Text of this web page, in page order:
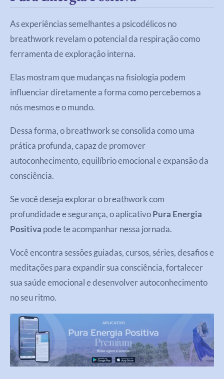
As experiências semelhantes a psicodélicos no
breathwork revelam o potencial da respiração como
ferramenta de exploração interna.
Elas mostram que mudanças na fisiologia podem
influenciar diretamente a forma como percebemos a
nós mesmos e o mundo.
Dessa forma, o breathwork se consolida como uma
prática profunda, capaz de promover
autoconhecimento, equilíbrio emocional e expansão da
consciência.
Se você deseja explorar o breathwork com
profundidade e segurança, o aplicativoPura Energia
Positiva pode te acompanhar nessa jornada.
Você encontra sessões guiadas, cursos, séries, desafios e
meditações para expandir sua consciência, fortalecer
sua saúde emocional e desenvolver autoconhecimento
no seu ritmo.